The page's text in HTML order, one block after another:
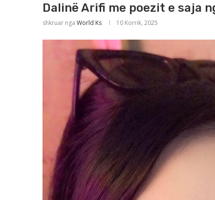
Dalinë Arifi me poezit e saja
shkruar nga World Ks 10 Korrik, 2025